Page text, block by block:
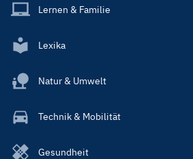
Lernen & Familie
Lexika
Natur & Umwelt
Technik & Mobilität
Gesundheit